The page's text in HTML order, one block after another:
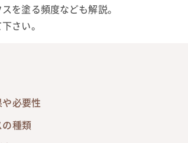
を塗る頻度なども解説。
さい。
必要性
種類